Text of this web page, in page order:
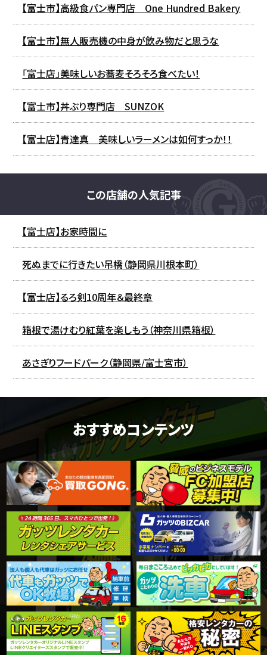
【富士市】高級食パン専門店 One Hundred Bakery
【富士市】無人販売機の中身が飲み物だと思うな
「富士店」美味しいお蕎麦そろそろ食べたい！
【富士市】丼ぶり専門店 SUNZOK
【富士店】青達真 美味しいラーメンは如何すっか！！
この店舗の人気記事
【富士店】お家時間に
死ぬまでに行きたい吊橋（静岡県川根本町）
【富士店】るろ剣10周年＆最終章
箱根で湯けむり紅葉を楽しもう（神奈川県箱根）
あさぎりフードパーク（静岡県/富士宮市）
おすすめコンテンツ